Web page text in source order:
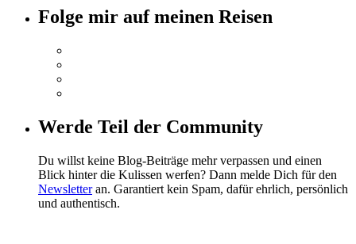
Folge mir auf meinen Reisen
Werde Teil der Community
Du willst keine Blog-Beiträge mehr verpassen und einen
Blick hinter die Kulissen werfen? Dann melde Dich für den
Newsletteran. Garantiert kein Spam, dafür ehrlich, persönlich
und authentisch.